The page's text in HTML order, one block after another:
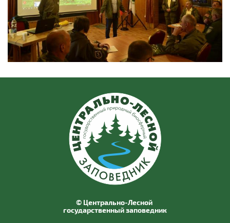
© Центрально-Лесной
государственный заповедник